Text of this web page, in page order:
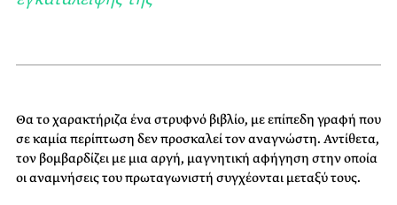
Θα το χαρακτήριζα ένα στρυφνό βιβλίο, με επίπεδη γραφή που
σε καμία περίπτωση δεν προσκαλεί τον αναγνώστη. Αντίθετα,
τον βομβαρδίζει με μια αργή, μαγνητική αφήγηση στην οποία
οι αναμνήσεις του πρωταγωνιστή συγχέονται μεταξύ τους.